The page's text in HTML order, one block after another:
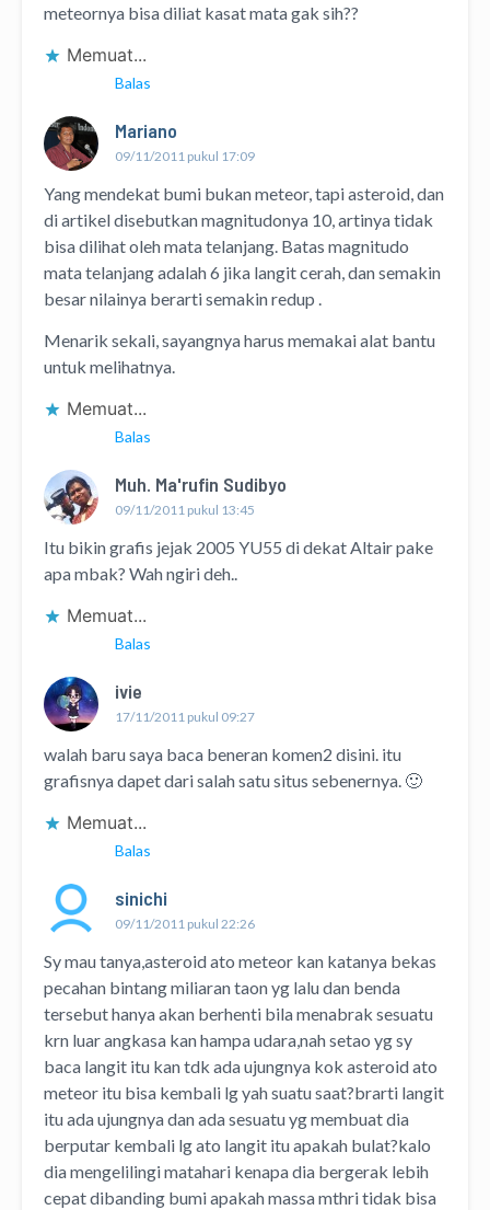
meteornya bisa diliat kasat mata gak sih??
Memuat...
Balas
Mariano
09/11/2011 pukul 17:09
Yang mendekat bumi bukan meteor, tapi asteroid, dan
di artikel disebutkan magnitudonya 10, artinya tidak
bisa dilihat oleh mata telanjang. Batas magnitudo
mata telanjang adalah 6 jika langit cerah, dan semakin
besar nilainya berarti semakin redup .
Menarik sekali, sayangnya harus memakai alat bantu
untuk melihatnya.
Memuat...
Balas
Muh. Ma'rufin Sudibyo
09/11/2011 pukul 13:45
Itu bikin grafis jejak 2005 YU55 di dekat Altair pake
apa mbak? Wah ngiri deh..
Memuat...
Balas
ivie
17/11/2011 pukul 09:27
walah baru saya baca beneran komen2 disini. itu
grafisnya dapet dari salah satu situs sebenernya. 🙂
Memuat...
Balas
sinichi
09/11/2011 pukul 22:26
Sy mau tanya,asteroid ato meteor kan katanya bekas
pecahan bintang miliaran taon yg lalu dan benda
tersebut hanya akan berhenti bila menabrak sesuatu
krn luar angkasa kan hampa udara,nah setao yg sy
baca langit itu kan tdk ada ujungnya kok asteroid ato
meteor itu bisa kembali lg yah suatu saat?brarti langit
itu ada ujungnya dan ada sesuatu yg membuat dia
berputar kembali lg ato langit itu apakah bulat?kalo
dia mengelilingi matahari kenapa dia bergerak lebih
cepat dibanding bumi apakah massa mthri tidak bisa